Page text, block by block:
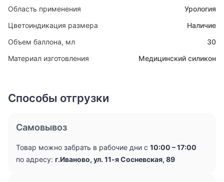
Область применения
Урология
Цветоиндикация размера
Наличие
Объем баллона, мл
30
Материал изготовления
Медицинский силикон
Способы отгрузки
Самовывоз
Товар можно забрать в рабочие дни с 10:00 – 17:00
по адресу: г.Иваново, ул. 11-я Сосневская, 89